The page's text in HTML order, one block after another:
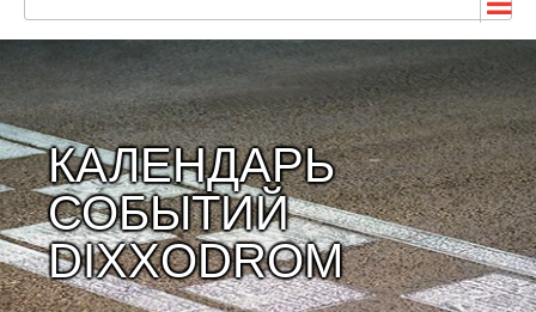
КАЛЕНДАРЬ
СОБЫТИЙ
DIXXODROM